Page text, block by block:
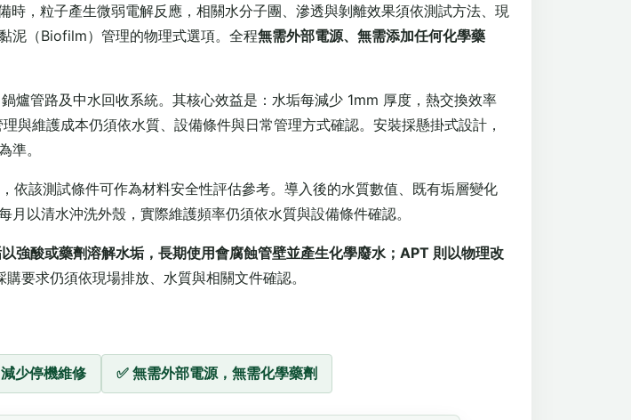
，粒子產生微弱電解反應，相關水分子團、滲透與剝離效果須依測試方法、現
泥（Biofilm）管理的物理式選項。全程無需外部電源、無需添加任何化學藥
爐管路及中水回收系統。其核心效益是：水垢每減少 1mm 厚度，熱交換效率
與維護成本仍須依水質、設備條件與日常管理方式確認。安裝採懸掛式設計，
準。
該測試條件可作為材料安全性評估參考。導入後的水質數值、既有垢層變化
以清水沖洗外殼，實際維護頻率仍須依水質與設備條件確認。
強酸或藥劑溶解水垢，長期使用會腐蝕管壁並產生化學廢水；APT 則以物理改
購要求仍須依現場排放、水質與相關文件確認。
少停機維修 ✅ 無需外部電源，無需化學藥劑